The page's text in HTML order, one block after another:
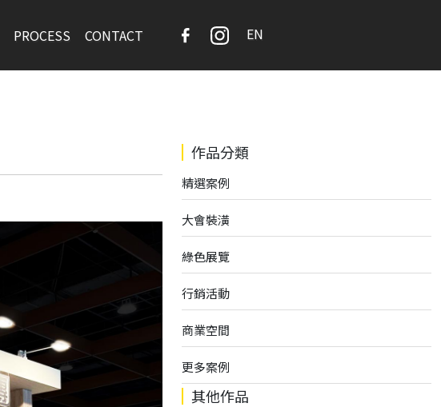
PROCESS CONTACT EN
作品分類
精選案例
大會裝潢
綠色展覽
行銷活動
商業空間
更多案例
其他作品